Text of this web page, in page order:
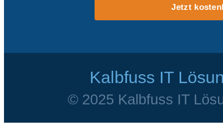
Jetzt
Kalbfuss IT
© 2025 Kalbfuss IT